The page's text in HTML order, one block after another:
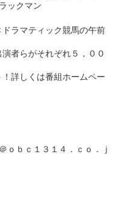
ックマン
ラマティック競馬の午前
者らがそれぞれ５，００
詳しくは番組ホームペー
ｏｂｃ１３１４．ｃｏ．ｊ